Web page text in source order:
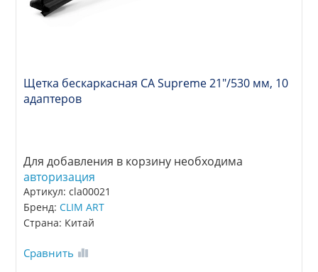
Щетка бескаркасная CA Supreme 21"/530 мм, 10
адаптеров
Для добавления в корзину необходима
авторизация
Артикул: cla00021
Бренд:CLIM ART
Страна: Китай
Сравнить